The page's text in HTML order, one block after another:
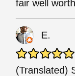
fair well
E.
(Translated)